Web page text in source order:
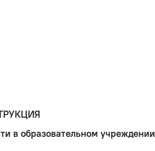
в образовательном учреждении